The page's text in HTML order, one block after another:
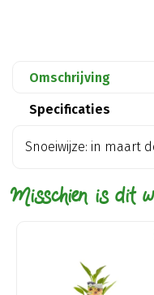
Omschrijving
Specificaties
Snoeiwijze: in maart
Misschien is dit